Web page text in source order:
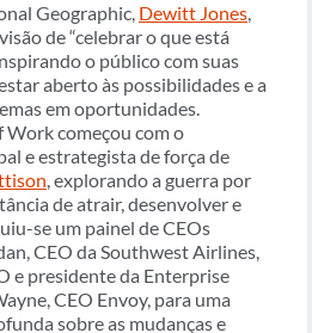
Geographic, Dewitt Jones,
de “celebrar o que está
o público com suas
aberto às possibilidades e a
em oportunidades.
Work começou com o
e estrategista de força de
, explorando a guerra por
de atrair, desenvolver e
se um painel de CEOs
CEO da Southwest Airlines,
e presidente da Enterprise
CEO Envoy, para uma
sobre as mudanças e